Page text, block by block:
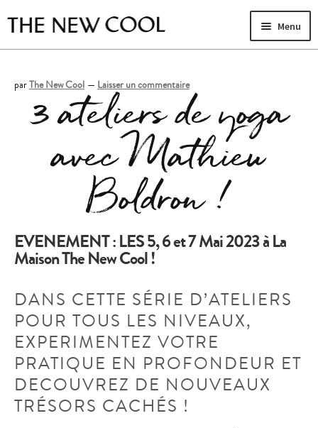
Aller
la
Aller
contenu
Menu
LA MAISON
YOGA & PILATES
MASSAGES & SOINS
EVENTS
CONTACT
Journal
parThe New Cool — Laisser un commentaire
3 ateliers de yoga
avec Mathieu
Boldron !
EVENEMENT : LES 5, 6 et 7 Mai 2023 ​à La
Maison The New Cool !
DANS CETTE SÉRIE D’ATELIERS
POUR TOUS LES NIVEAUX,
EXPERIMENTEZ VOTRE
PRATIQUE EN PROFONDEUR ET
DECOUVREZ DE NOUVEAUX
TRÉSORS CACHÉS !